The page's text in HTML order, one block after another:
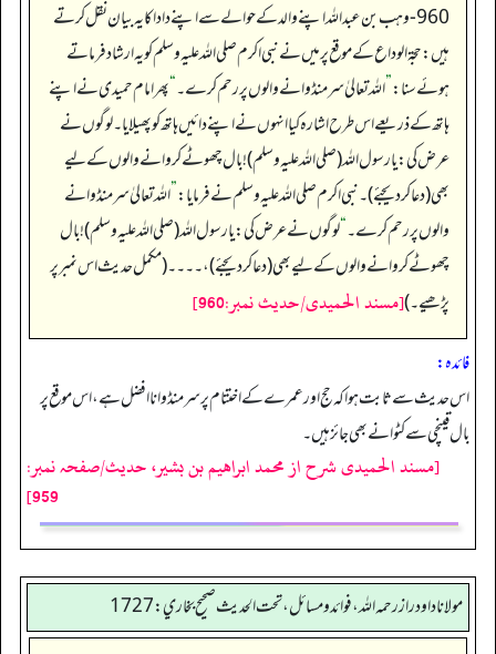
960- وہب بن عبداللہ اپنے والد کے حوالے سے اپنے دادا کایہ بیان نقل کرتے
ہیں: حجۃ الوداع کے موقع پر میں نے نبی اکرم صلی اللہ علیہ وسلم کویہ ارشاد فرماتے
ہوئے سنا:”اللہ تعالیٰ سر منڈوانے والوں پر رحم کرے۔“پھر امام حمیدی نے اپنے
ہاتھ کے ذریعے اس طرح اشارہ کیا انہوں نے اپنے دائیں ہاتھ کوپھیلایا۔ لوگوں نے
عرض کی: یارسول اللہ (صلی اللہ علیہ وسلم )! بال چھوٹے کروانے والوں کے لیے
بھی (دعا کر دیجئے)۔ نبی اکرم صلی اللہ علیہ وسلم نے فرمایا:”اللہ تعالیٰ سر منڈوانے
والوں پررحم کرے۔‏‏‏‏“لوگوں نے عرض کی: یارسول اللہ (صلی اللہ علیہ وسلم )! بال
چھوٹے کروانے والوں کے لیے بھی (دعا کر دیجئے)،۔۔۔۔ (مکمل حدیث اس نمبر پر
پڑھیے۔)[مسند الحمیدی/حدیث نمبر:960]
فائدہ:
اس حدیث سے ثابت ہوا کہ حج اور عمرے کے اختتام پر سرمنڈوانا افضل ہے، اس موقع پر
بال قینچی سے کٹوانے بھی جائز ہیں۔
[مسند الحمیدی شرح از محمد ابراهيم بن بشير، حدیث/صفحہ نمبر:
959]
مولانا داود راز رحمه الله، فوائد و مسائل، تحت الحديث صحيح بخاري: 1727